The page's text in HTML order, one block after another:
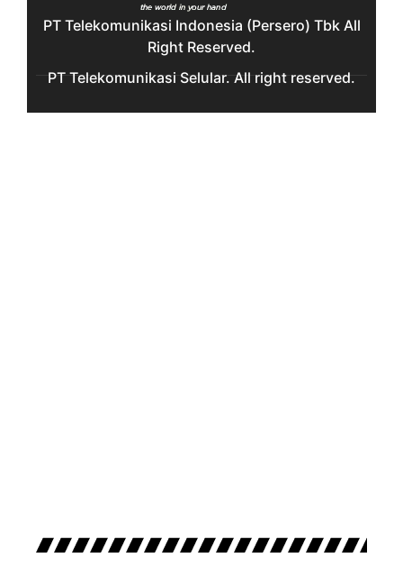
PT Telekomunikasi Indonesia (Persero) Tbk All
Right Reserved.
PT Telekomunikasi Selular. All right reserved.